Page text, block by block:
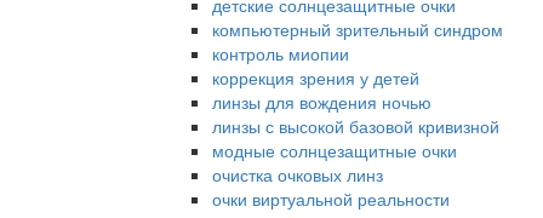
детские солнцезащитные очки
компьютерный зрительный синдром
контроль миопии
коррекция зрения у детей
линзы для вождения ночью
линзы с высокой базовой кривизной
модные солнцезащитные очки
очистка очковых линз
очки виртуальной реальности